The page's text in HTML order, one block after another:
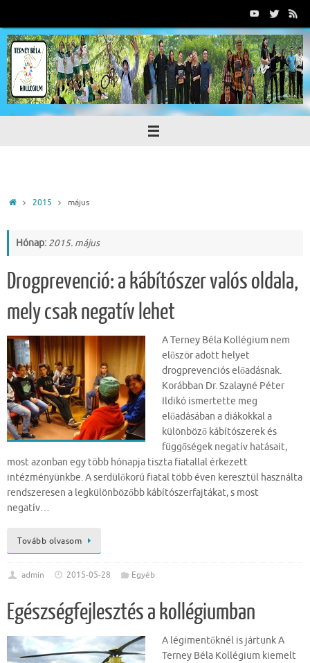
tartalomra
Home2015 május
Hónap: 2015. május
Drogprevenció: a kábítószer valós oldala,
mely csak negatív lehet
A Terney Béla Kollégium nem
először adott helyet
drogprevenciós előadásnak.
Korábban Dr. Szalayné Péter
Ildikó ismertette meg
előadásában a diákokkal a
különböző kábítószerek és
függőségek negatív hatásait,
most azonban egy több hónapja tiszta fiatallal érkezett
intézményünkbe. A serdülőkorú fiatal több éven keresztül használta
rendszeresen a legkülönbözőbb kábítószerfajtákat, s most
negatív…
Tovább olvasom
admin 2015-05-28 Egyéb
Egészségfejlesztés a kollégiumban
A légimentőknél is jártunk A
Terney Béla Kollégium kiemelt